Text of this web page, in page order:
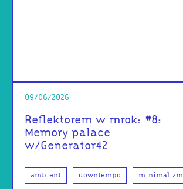
09/06/2026
Reflektorem w mrok: #8:
Memory palace
w/Generator42
ambient downtempo minimalizm